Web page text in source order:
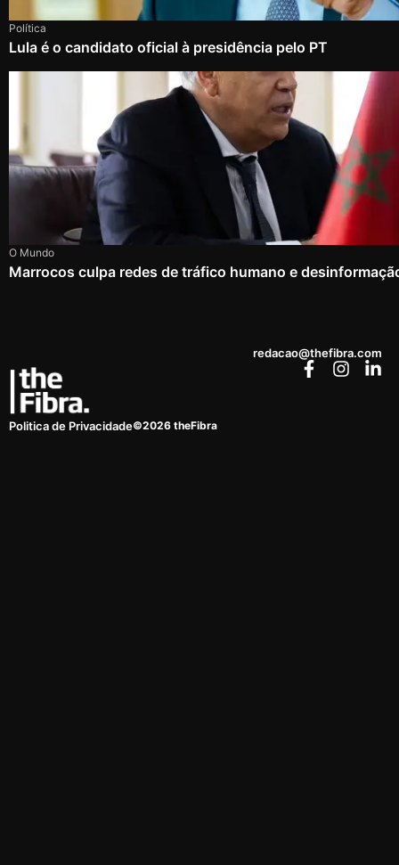
Política
Lula é o candidato oficial à presidência pelo PT
O Mundo
Marrocos culpa redes de tráfico humano e
redacao@thefibra.com
Politica de Privacidade©2026 theFibra